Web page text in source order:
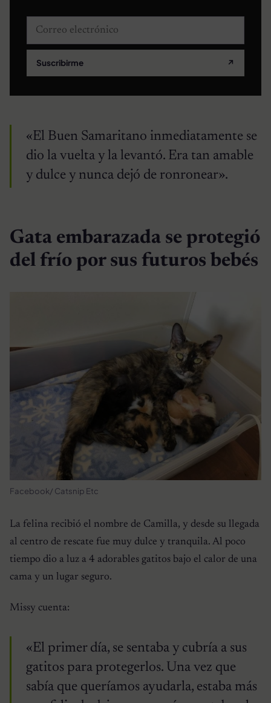
Correo electrónico
Suscribirme ↗
«El Buen Samaritano inmediatamente se
dio la vuelta y la levantó. Era tan amable
y dulce y nunca dejó de ronronear».
Gata embarazada se protegió
del frío por sus futuros bebés
Facebook/ Catsnip Etc
La felina recibió el nombre de Camilla, y desde su llegada
al centro de rescate fue muy dulce y tranquila. Al poco
tiempo dio a luz a 4 adorables gatitos bajo el calor de una
cama y un lugar seguro.
Missy cuenta:
«El primer día, se sentaba y cubría a sus
gatitos para protegerlos. Una vez que
sabía que queríamos ayudarla, estaba más